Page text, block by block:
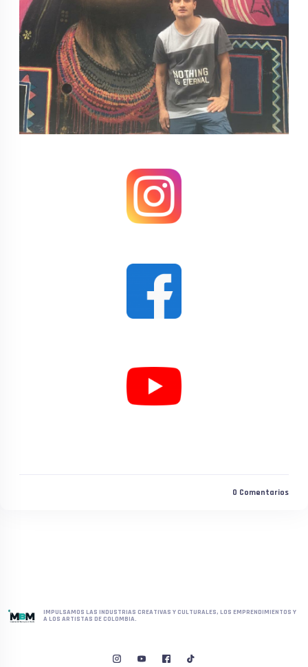
0 Comentarios
IMPULSAMOS LAS INDUSTRIAS CREATIVAS Y CULTURALES, LOS EMPRENDIMIENTOS Y
A LOS ARTISTAS DE COLOMBIA.